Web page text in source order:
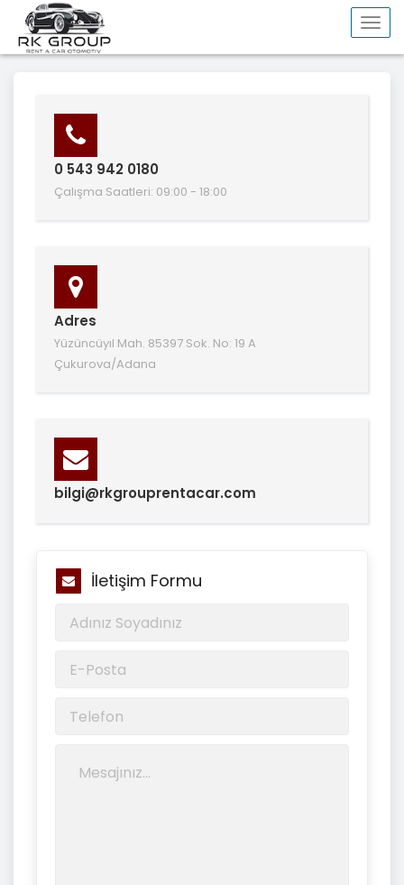
0 543 942 0180
Çalışma Saatleri: 09:00 - 18:00
Adres
Yüzüncüyıl Mah. 85397 Sok. No: 19 A
Çukurova/Adana
bilgi@rkgrouprentacar.com
İletişim Formu